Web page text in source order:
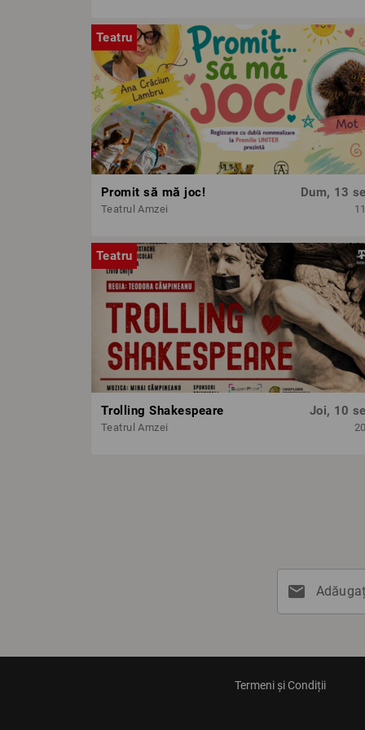
Teatru
Promit să mă joc!
Teatrul Amzei
Dum, 13
Teatru
Trolling Shakespeare
Teatrul Amzei
Joi, 10
mail
Termeni și Condiții